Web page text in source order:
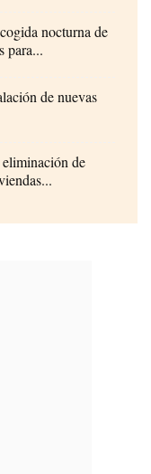
nocturna de
para...
de nuevas
de